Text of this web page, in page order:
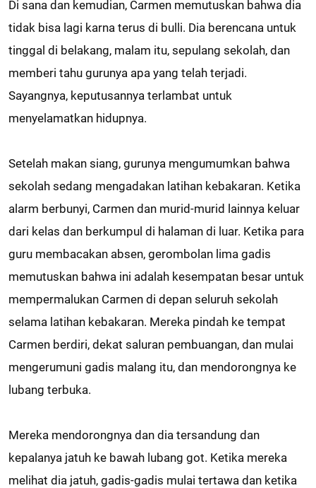
Di sana dan kemudian, Carmen memutuskan bahwa dia
tidak bisa lagi karna terus di bulli. Dia berencana untuk
tinggal di belakang, malam itu, sepulang sekolah, dan
memberi tahu gurunya apa yang telah terjadi.
Sayangnya, keputusannya terlambat untuk
menyelamatkan hidupnya.
Setelah makan siang, gurunya mengumumkan bahwa
sekolah sedang mengadakan latihan kebakaran. Ketika
alarm berbunyi, Carmen dan murid-murid lainnya keluar
dari kelas dan berkumpul di halaman di luar. Ketika para
guru membacakan absen, gerombolan lima gadis
memutuskan bahwa ini adalah kesempatan besar untuk
mempermalukan Carmen di depan seluruh sekolah
selama latihan kebakaran. Mereka pindah ke tempat
Carmen berdiri, dekat saluran pembuangan, dan mulai
mengerumuni gadis malang itu, dan mendorongnya ke
lubang terbuka.
Mereka mendorongnya dan dia tersandung dan
kepalanya jatuh ke bawah lubang got. Ketika mereka
melihat dia jatuh, gadis-gadis mulai tertawa dan ketika